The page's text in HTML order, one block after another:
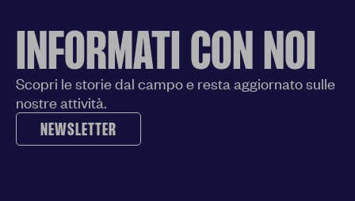
INFORMATI CON NOI
Scopri le storie dal campo e resta aggiornato sulle
nostre attività.
NEWSLETTER